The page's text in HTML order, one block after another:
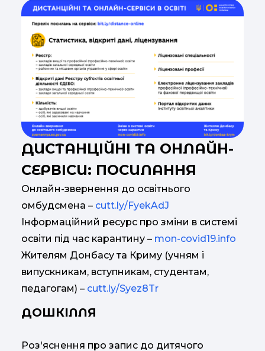
ДИСТАНЦІЙНІ ТА ОНЛАЙН-
СЕРВІСИ: ПОСИЛАННЯ
Онлайн-звернення до освітнього
омбудсмена – cutt.ly/FyekAdJ
Інформаційний ресурс про зміни в системі
освіти під час карантину – mon-covid19.info
Жителям Донбасу та Криму (учням і
випускникам, вступникам, студентам,
педагогам) – cutt.ly/Syez8Tr
ДОШКІЛЛЯ
Роз'яснення про запис до дитячого